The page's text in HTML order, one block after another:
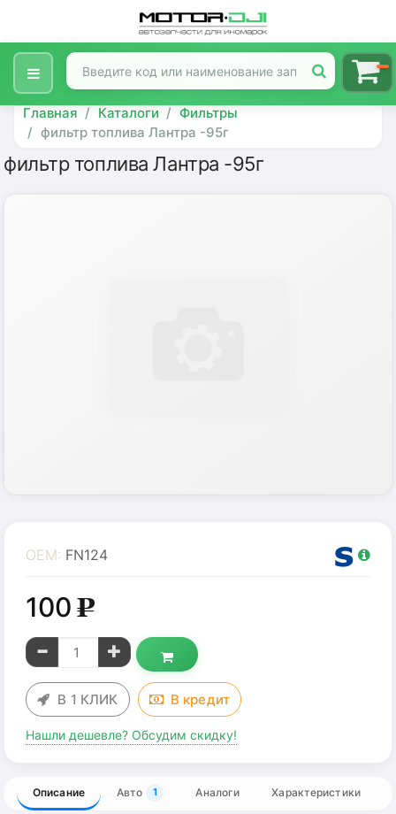
Главная Каталоги
Фильтры
фильтр топлива Лантра -95г
фильтр топлива Лантра -95г
OEM: FN124
100g
В 1 КЛИК В кредит
Нашли дешевле? Обсудим скидку!
Описание Авто 1 Аналоги Характеристики